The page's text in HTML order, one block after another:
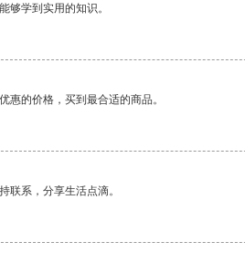
够学到实用的知识。
惠的价格，买到最合适的商品。
联系，分享生活点滴。